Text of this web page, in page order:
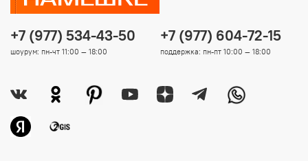
+7 (977) 534-43-50
шоурум: пн-чт 11:00 — 18:00
+7 (977) 604-72-15
поддержка: пн-пт 10:00 — 18:00